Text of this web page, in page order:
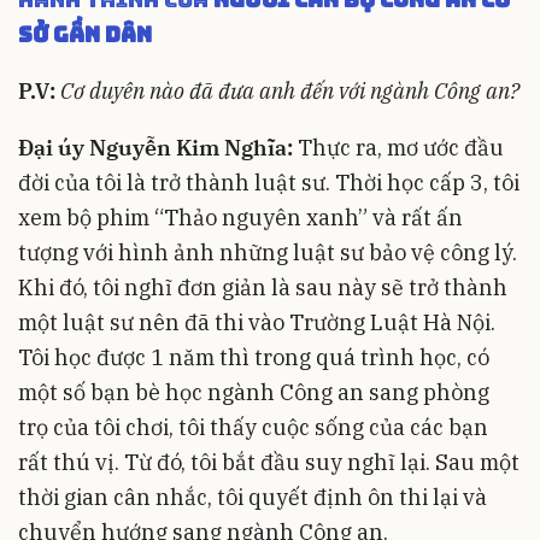
sở gần dân
P.V: Cơ duyên nào đã đưa anh đến với ngành Công an?
Đại úy Nguyễn Kim Nghĩa: Thực ra, mơ ước đầu
đời của tôi là trở thành luật sư. Thời học cấp 3, tôi
xem bộ phim “Thảo nguyên xanh” và rất ấn
tượng với hình ảnh những luật sư bảo vệ công lý.
Khi đó, tôi nghĩ đơn giản là sau này sẽ trở thành
một luật sư nên đã thi vào Trường Luật Hà Nội.
Tôi học được 1 năm thì trong quá trình học, có
một số bạn bè học ngành Công an sang phòng
trọ của tôi chơi, tôi thấy cuộc sống của các bạn
rất thú vị. Từ đó, tôi bắt đầu suy nghĩ lại. Sau một
thời gian cân nhắc, tôi quyết định ôn thi lại và
chuyển hướng sang ngành Công an.